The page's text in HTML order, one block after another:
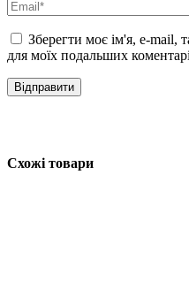
на потрібній зоні. За потреби
Як доглядати
горизонтально або ворсом вниз.
Зберегти моє ім'я, e-mail,
для моїх подальших
Схожі товари